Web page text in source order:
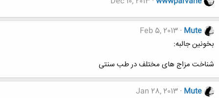
Mute
Feb 5, 2013
بخونین جالبه:
شناخت مزاج های مختلف در طب سنتی
Mute
Jan 28, 2013